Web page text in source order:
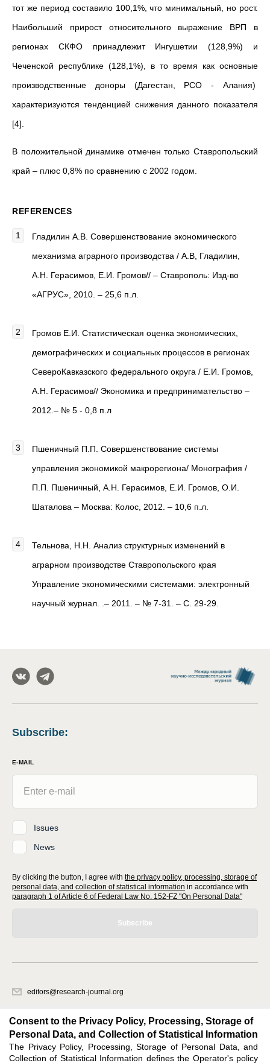
тот же период составило 100,1%, что минимальный, но рост.
Наибольший прирост относительного выражение ВРП в
регионах СКФО принадлежит Ингушетии (128,9%) и
Чеченской республике (128,1%), в то время как основные
производственные доноры (Дагестан, РСО - Алания)
характеризуются тенденцией снижения данного показателя
[4].
В положительной динамике отмечен только Ставропольский
край – плюс 0,8% по сравнению с 2002 годом.
REFERENCES
Гладилин А.В. Совершенствование экономического
механизма аграрного производства / А.В, Гладилин,
А.Н. Герасимов, Е.И. Громов// – Ставрополь: Изд-во
«АГРУС», 2010. – 25,6 п.л.
Громов Е.И. Статистическая оценка экономических,
демографических и социальных процессов в регионах
СевероКавказского федерального округа / Е.И. Громов,
А.Н. Герасимов// Экономика и предпринимательство –
2012.– № 5 - 0,8 п.л
Пшеничный П.П. Совершенствование системы
управления экономикой макрорегиона/ Монография /
П.П. Пшеничный, А.Н. Герасимов, Е.И. Громов, О.И.
Шаталова – Москва: Колос, 2012. – 10,6 п.л.
Тельнова, Н.Н. Анализ структурных изменений в
аграрном производстве Ставропольского края
Управление экономическими системами: электронный
научный журнал. .– 2011. – № 7-31. – С. 29-29.
Subscribe:
E-MAIL
Issues
News
By clicking the button, I agree with the privacy policy, processing, storage of
personal data, and collection of statistical information in accordance with
paragraph 1 of Article 6 of Federal Law No. 152-FZ "On Personal Data"
Subscribe
editors@research-journal.org
office 1
Feedback
Consent to the Privacy Policy, Processing, Storage of
Personal Data, and Collection of Statistical Information
The Privacy Policy, Processing, Storage of Personal Data, and
Collection of Statistical Information defines the Operator's policy